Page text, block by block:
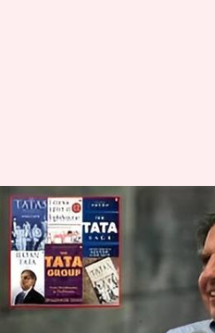
Ratan Tata's
'మెగా ఐకాన్' రతన్
డాక్యుమెంటరీ..
కనేలా ప్రేరేపిస్తుంది
Oct 10, 2024